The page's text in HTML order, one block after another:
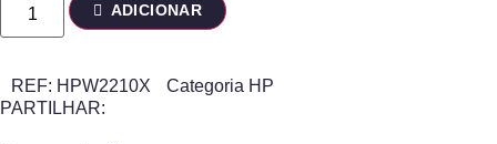
ADICIONAR
REF: HPW2210X Categoria HP
PARTILHAR: